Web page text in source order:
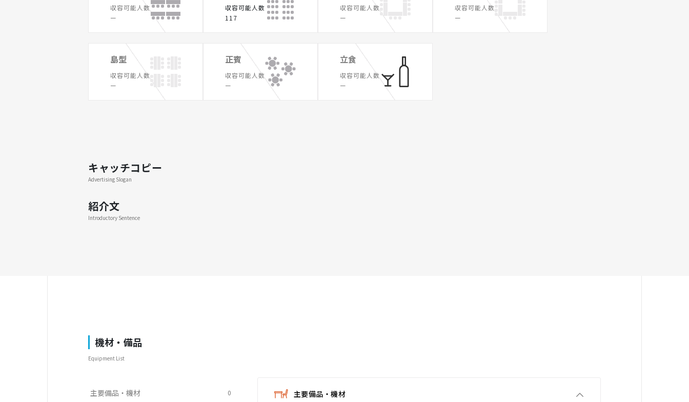
収容可能人数
ー
収容可能人数
117
収容可能人数
ー
収容可能人数
ー
島型
収容可能人数
ー
正賓
収容可能人数
ー
立食
収容可能人数
ー
キャッチコピー
Advertising Slogan
紹介文
Introductory Sentence
機材・備品
Equipment List
主要備品・機材 0 主要備品・機材